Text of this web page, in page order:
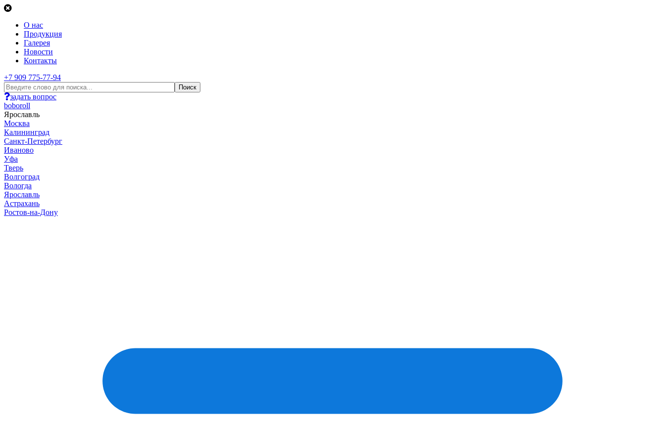
О нас
Продукция
Галерея
Новости
Контакты
+7 909 775-77-94
задать вопрос
boboroll
Ярославль
Москва
Калининград
Санкт-Петербург
Иваново
Уфа
Тверь
Волгоград
Вологда
Ярославль
Астрахань
Ростов-на-Дону